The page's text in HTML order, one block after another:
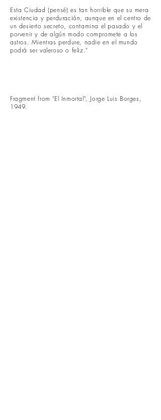
Esta Ciudad (pensé) es tan horrible que su mera
existencia y perduración, aunque en el centro de
un desierto secreto, contamina el pasado y el
porvenir y de algún modo compromete a los
astros. Mientras perdure, nadie en el mundo
podrá ser valeroso o feliz."
Fragment from "El Inmortal", Jorge Luis Borges,
1949.